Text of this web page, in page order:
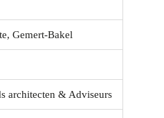
Gemert-Bakel
architecten & Adviseurs